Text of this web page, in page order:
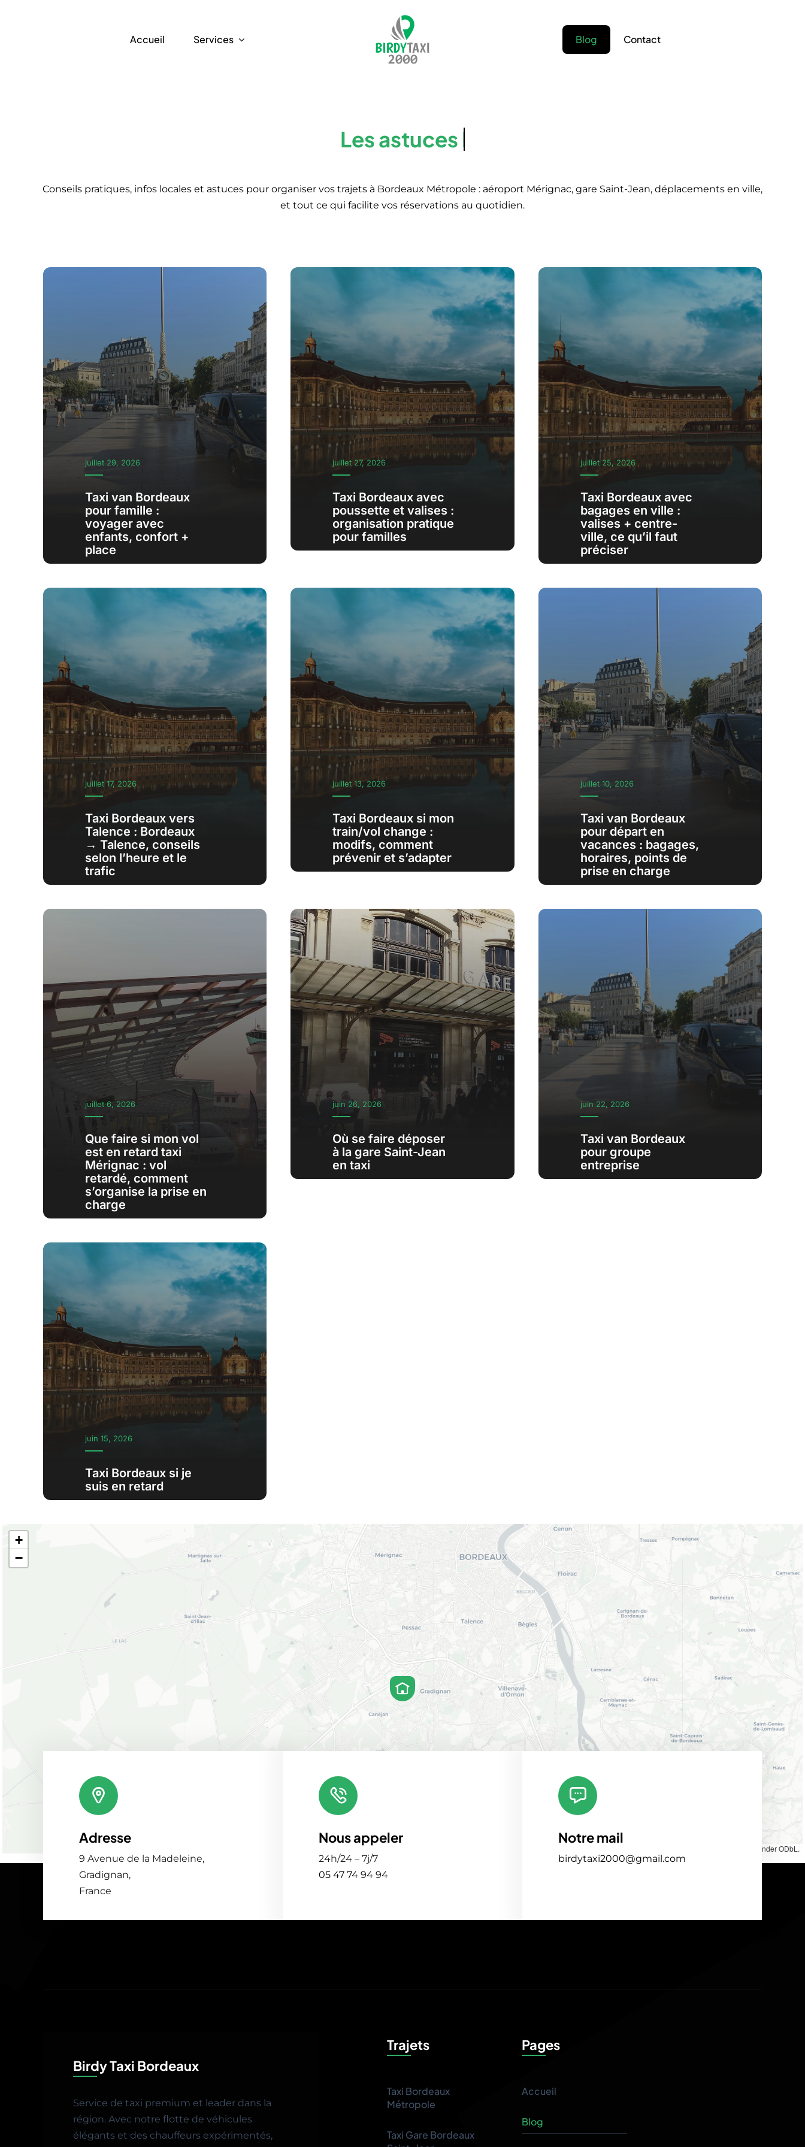
Accueil Services Blog Contact
Conseils pratiques, infos locales et astuces pour organiser vos trajets à Bordeaux Métropole : aéroport Mérignac, gare Saint-Jean, déplacements en ville,
et tout ce qui facilite vos réservations au quotidien.
juillet 29, 2026
Taxi van Bordeaux
pour famille :
voyager avec
enfants, confort +
place
juillet 27, 2026
Taxi Bordeaux avec
poussette et valises :
organisation pratique
pour familles
juillet 25, 2026
Taxi Bordeaux avec
bagages en ville :
valises + centre-
ville, ce qu’il faut
préciser
juillet 17, 2026
Taxi Bordeaux vers
Talence : Bordeaux
→ Talence, conseils
selon l’heure et le
trafic
juillet 13, 2026
Taxi Bordeaux si mon
train/vol change :
modifs, comment
prévenir et s’adapter
juillet 10, 2026
Taxi van Bordeaux
pour départ en
vacances : bagages,
horaires, points de
prise en charge
juillet 6, 2026
Que faire si mon vol
est en retard taxi
Mérignac : vol
retardé, comment
s’organise la prise en
charge
juin 26, 2026
Où se faire déposer
à la gare Saint-Jean
en taxi
juin 22, 2026
Taxi van Bordeaux
pour groupe
entreprise
juin 15, 2026
Taxi Bordeaux si je
suis en retard
+
−
, under ODbL.
Adresse
9 Avenue de la Madeleine,
Gradignan,
France
Nous appeler
24h/24 – 7j/7
05 47 74 94 94
Notre mail
birdytaxi2000@gmail.com
Birdy Taxi Bordeaux
Service de taxi premium et leader dans la
région. Avec notre flotte de véhicules
élégants et des chauffeurs expérimentés,
Trajets
Taxi Bordeaux
Métropole
Taxi Gare Bordeaux
Pages
Accueil
Blog